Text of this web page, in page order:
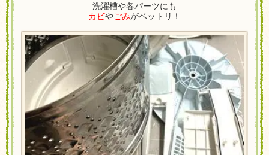
洗濯槽や各パーツにも
カビやごみがベットリ！